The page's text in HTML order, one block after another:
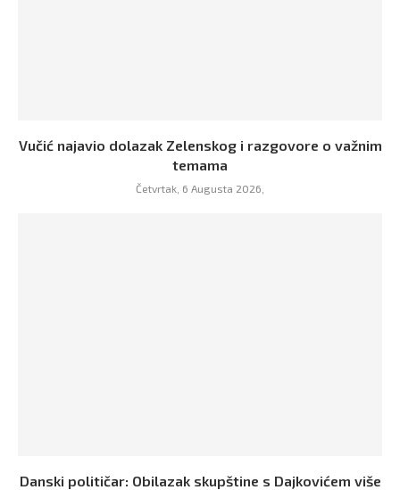
Vučić najavio dolazak Zelenskog i razgovore o važnim
temama
Četvrtak, 6 Augusta 2026,
Danski političar: Obilazak skupštine s Dajkovićem više